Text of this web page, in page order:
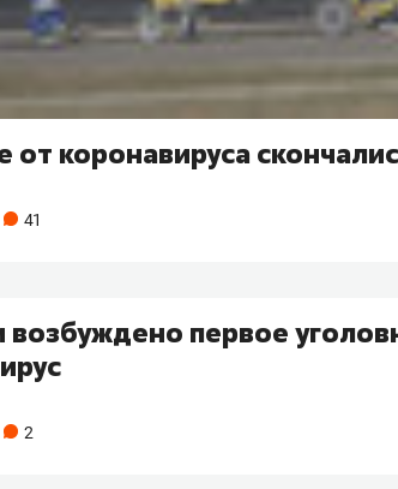
от коронавируса
41
возбуждено первое
2